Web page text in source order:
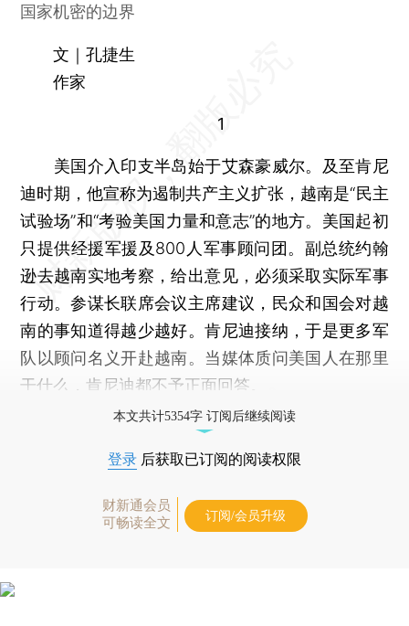
国家机密的边界
文｜孔捷生
作家
1
美国介入印支半岛始于艾森豪威尔。及至肯尼
迪时期，他宣称为遏制共产主义扩张，越南是“民主
试验场”和“考验美国力量和意志”的地方。美国起初
只提供经援军援及800人军事顾问团。副总统约翰
逊去越南实地考察，给出意见，必须采取实际军事
行动。参谋长联席会议主席建议，民众和国会对越
南的事知道得越少越好。肯尼迪接纳，于是更多军
队以顾问名义开赴越南。当媒体质问美国人在那里
干什么，肯尼迪都不予正面回答。
本文共计5354字 订阅后继续阅读
登录 后获取已订阅的阅读权限
财新通会员
可畅读全文
订阅/会员升级